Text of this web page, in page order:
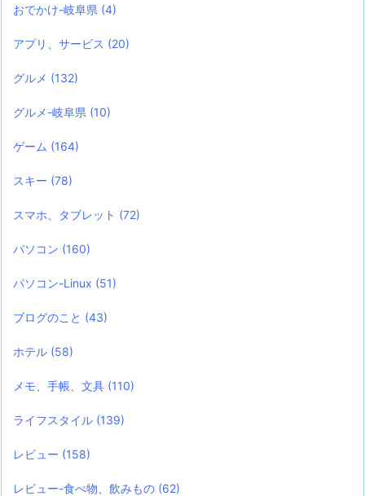
おでかけ-岐阜県 (4)
アプリ、サービス (20)
グルメ (132)
グルメ-岐阜県 (10)
ゲーム (164)
スキー (78)
スマホ、タブレット (72)
パソコン (160)
パソコン-Linux (51)
ブログのこと (43)
ホテル (58)
メモ、手帳、文具 (110)
ライフスタイル (139)
レビュー (158)
レビュー-食べ物、飲みもの (62)